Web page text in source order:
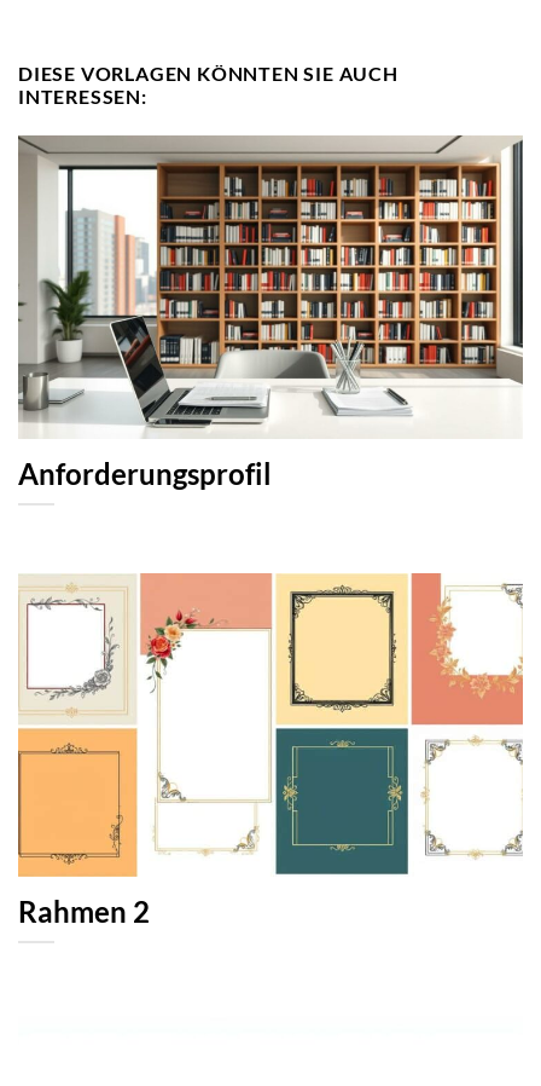
DIESE VORLAGEN KÖNNTEN SIE AUCH
INTERESSEN:
Anforderungsprofil
Rahmen 2